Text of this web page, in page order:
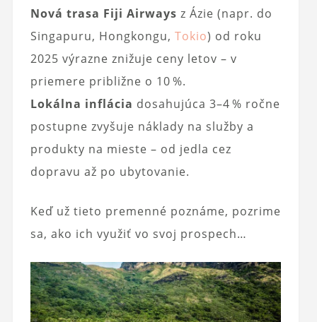
Nová trasa Fiji Airways z Ázie (napr. do
Singapuru, Hongkongu, Tokio) od roku
2025 výrazne znižuje ceny letov – v
priemere približne o 10 %.
Lokálna inflácia dosahujúca 3–4 % ročne
postupne zvyšuje náklady na služby a
produkty na mieste – od jedla cez
dopravu až po ubytovanie.
Keď už tieto premenné poznáme, pozrime
sa, ako ich využiť vo svoj prospech…